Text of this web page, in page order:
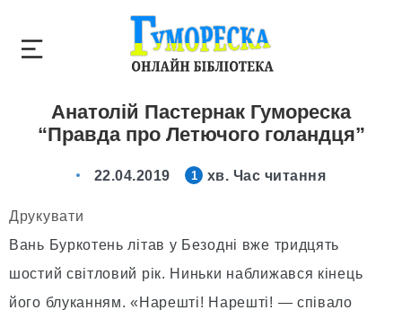
Анатолій Пастернак Гумореска
“Правда про Летючого голандця”
22.04.2019 1 хв. Час читання
Друкувати
Вань Буркотень літав у Безодні вже тридцять
шостий світловий рік. Ниньки наближався кінець
його блуканням. «Нарешті! Нарешті! — співало